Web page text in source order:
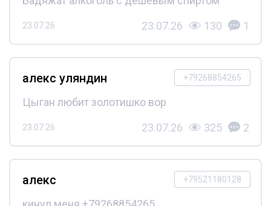
23.07.26 23.07.26 130 1
+79268854265
алекс уляндин
Цыган любит золотишко вор
23.07.26 23.07.26 325 2
+79521180128
алекс